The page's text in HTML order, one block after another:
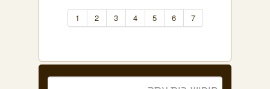
1 2 3 4 5 6 7